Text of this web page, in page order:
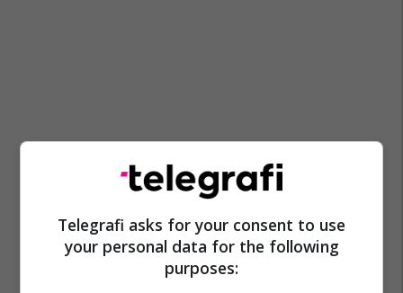
Komuna E Prishtinës Prishtina Lokale
Perparim Rama
Prishtina
Telegrafi asks for your consent to use
your personal data for the following
purposes: